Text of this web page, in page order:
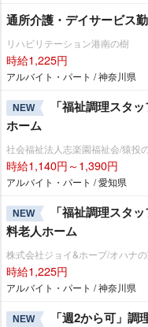
通所介護・デイサービス
リハビリテーション港南の樹
時給1,225円
アルバイト・パート / 神奈川県
NEW
「福祉調理スタ
ホーム
社会福祉法人志楽園福祉会/猿投
時給1,140円～1,390円
アルバイト・パート / 愛知県
NEW
「福祉調理スタ
料老人ホーム
株式会社ジョイ&ホープ/オハナ
時給1,225円
アルバイト・パート / 神奈川県
NEW
「週2から可」